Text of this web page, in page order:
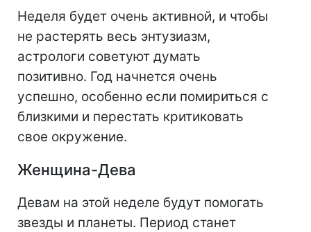
Неделя будет очень активной, и чтобы
не растерять весь энтузиазм,
астрологи советуют думать
позитивно. Год начнется очень
успешно, особенно если помириться с
близкими и перестать критиковать
свое окружение.
Женщина-Дева
Девам на этой неделе будут помогать
звезды и планеты. Период станет